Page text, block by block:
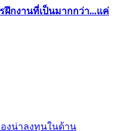
ฝึกงานที่เป็นมากกว่า...แค่